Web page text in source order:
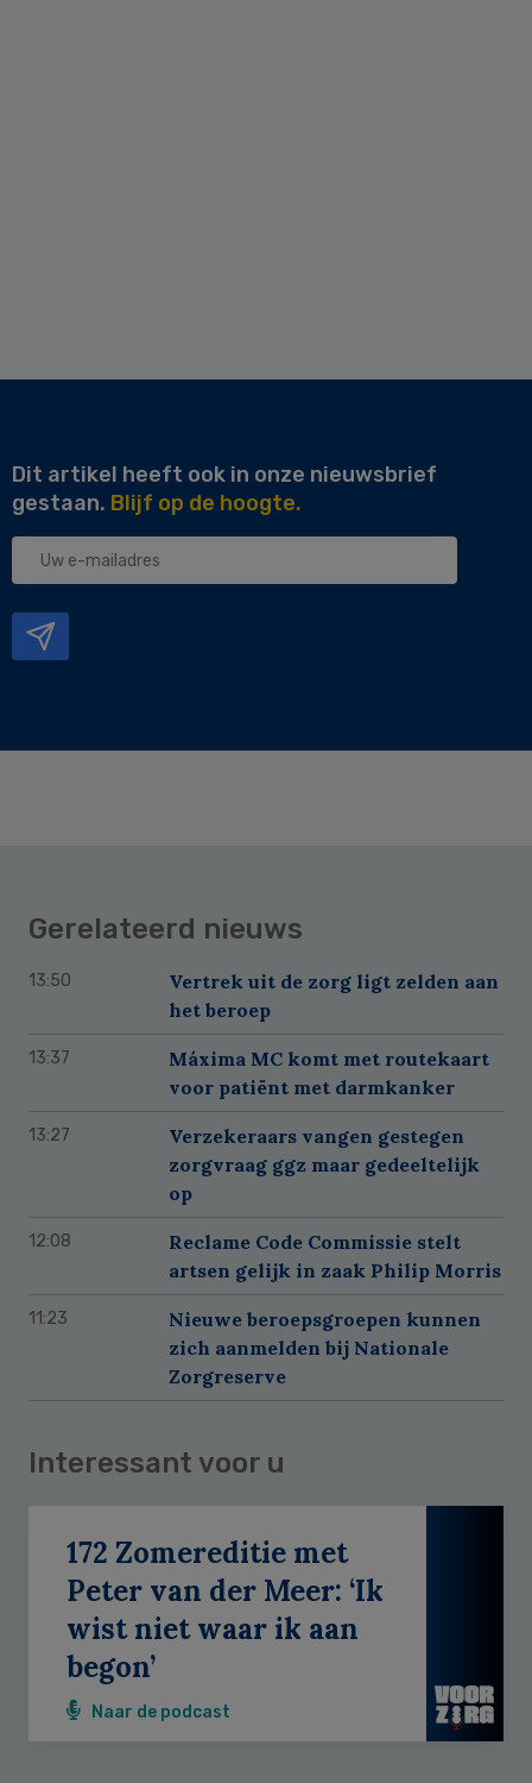
Dit artikel heeft ook in onze nieuwsbrief
gestaan. Blijf op de hoogte.
Uw
Gerelateerd nieuws
13:50
Vertrek uit de zorg ligt zelden aan
het beroep
13:37
Máxima MC komt met routekaart
voor patiënt met darmkanker
13:27
Verzekeraars vangen gestegen
zorgvraag ggz maar gedeeltelijk
op
12:08
Reclame Code Commissie stelt
artsen gelijk in zaak Philip Morris
11:23
Nieuwe beroepsgroepen kunnen
zich aanmelden bij Nationale
Zorgreserve
Interessant voor u
172 Zomereditie met
Peter van der Meer: ‘Ik
wist niet waar ik aan
begon’
Naar de podcast